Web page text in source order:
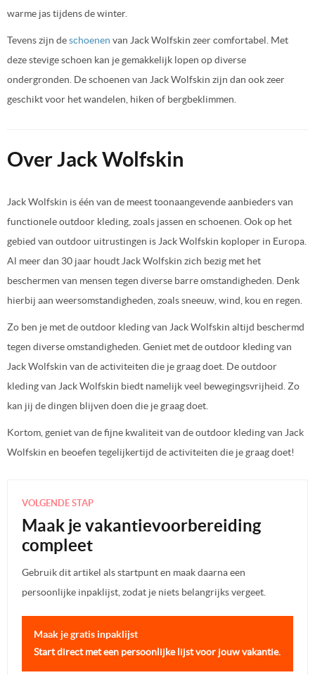
warme jas tijdens de winter.
Tevens zijn deschoenen van Jack Wolfskin zeer comfortabel. Met
deze stevige schoen kan je gemakkelijk lopen op diverse
ondergronden. De schoenen van Jack Wolfskin zijn dan ook zeer
geschikt voor het wandelen, hiken of bergbeklimmen.
Over Jack Wolfskin
Jack Wolfskin is één van de meest toonaangevende aanbieders van
functionele outdoor kleding, zoals jassen en schoenen. Ook op het
gebied van outdoor uitrustingen is Jack Wolfskin koploper in Europa.
Al meer dan 30 jaar houdt Jack Wolfskin zich bezig met het
beschermen van mensen tegen diverse barre omstandigheden. Denk
hierbij aan weersomstandigheden, zoals sneeuw, wind, kou en regen.
Zo ben je met de outdoor kleding van Jack Wolfskin altijd beschermd
tegen diverse omstandigheden. Geniet met de outdoor kleding van
Jack Wolfskin van de activiteiten die je graag doet. De outdoor
kleding van Jack Wolfskin biedt namelijk veel bewegingsvrijheid. Zo
kan jij de dingen blijven doen die je graag doet.
Kortom, geniet van de fijne kwaliteit van de outdoor kleding van Jack
Wolfskin en beoefen tegelijkertijd de activiteiten die je graag doet!
VOLGENDE STAP
Maak je vakantievoorbereiding
compleet
Gebruik dit artikel als startpunt en maak daarna een
persoonlijke inpaklijst, zodat je niets belangrijks vergeet.
Maak je gratis inpaklijst
Start direct met een persoonlijke lijst voor jouw vakantie.